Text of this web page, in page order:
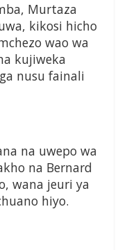
Murtaza
kikosi hicho
wao wa
kujiweka
nusu fainali
na uwepo wa
na Bernard
wana jeuri ya
hiyo.